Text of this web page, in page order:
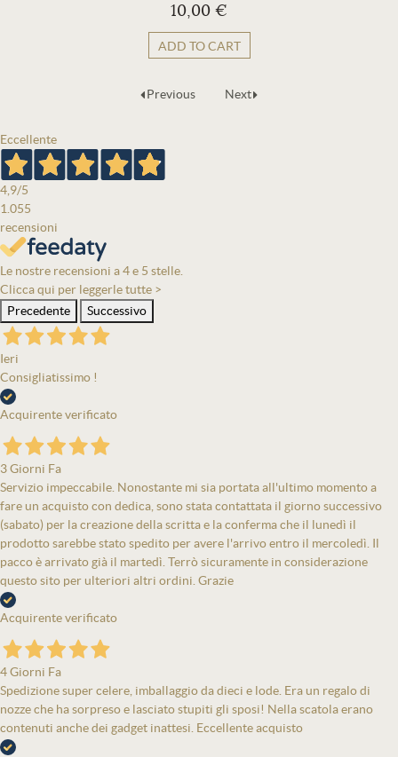
10,00 €
ADD TO CART
Previous Next
Eccellente
4,9/5
1.055
recensioni
Le nostre recensioni a 4 e 5 stelle.
Clicca qui per leggerle tutte >
Precedente
Successivo
Ieri
Consigliatissimo !
Acquirente verificato
3 Giorni Fa
Servizio impeccabile. Nonostante mi sia portata all'ultimo momento a
fare un acquisto con dedica, sono stata contattata il giorno successivo
(sabato) per la creazione della scritta e la conferma che il lunedì il
prodotto sarebbe stato spedito per avere l'arrivo entro il mercoledì. Il
pacco è arrivato già il martedì. Terrò sicuramente in considerazione
questo sito per ulteriori altri ordini. Grazie
Acquirente verificato
4 Giorni Fa
Spedizione super celere, imballaggio da dieci e lode. Era un regalo di
nozze che ha sorpreso e lasciato stupiti gli sposi! Nella scatola erano
contenuti anche dei gadget inattesi. Eccellente acquisto